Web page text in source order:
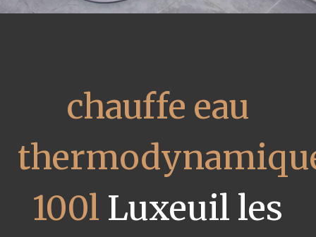
chauffe eau
100l Luxeuil les